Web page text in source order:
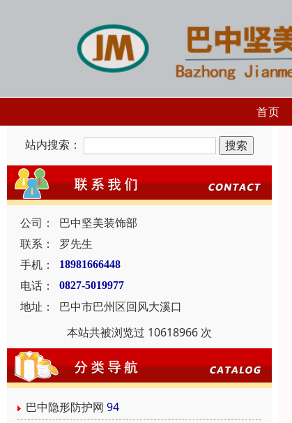
首页
站内搜索：
公司：
巴中坚美装饰部
联系：
罗先生
手机：
18981666448
电话： 0827-5019977
地址：
巴中市巴州区回风大溪口
本站共被浏览过 10618966 次
巴中隐形防护网 94